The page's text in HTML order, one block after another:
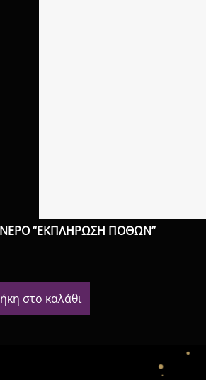
“ΕΚΠΛΗΡΩΣΗ ΠΟΘΩΝ”
στο καλάθι